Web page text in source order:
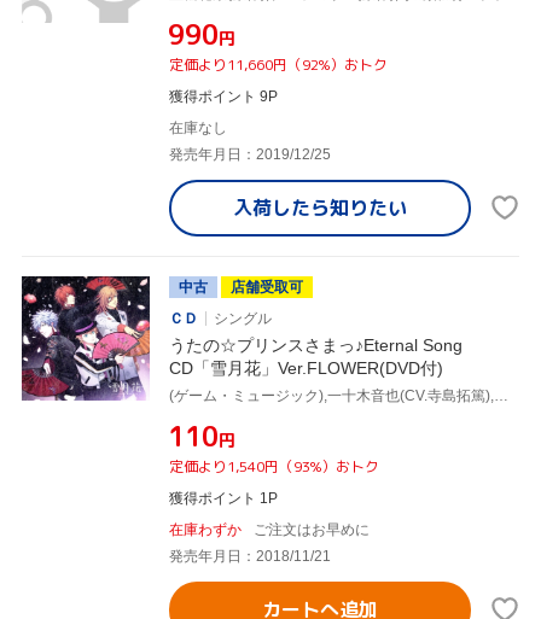
¥990円
定価より11,660円（92%）おトク
獲得ポイント 9P
在庫なし
発売年月日：2019/12/25
入荷したら知りたい
中古
店舗受取可
ＣＤ
シングル
うたの☆プリンスさまっ♪Eternal Song
CD「雪月花」Ver.FLOWER(DVD付)
¥110円
定価より1,540円（93%）おトク
獲得ポイント 1P
在庫わずか
ご注文はお早めに
発売年月日：2018/11/21
カートへ追加